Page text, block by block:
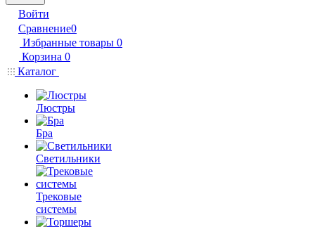
Войти
Сравнение0
Избранные товары 0
Корзина 0
Каталог
Люстры
Бра
Светильники
Трековые
системы